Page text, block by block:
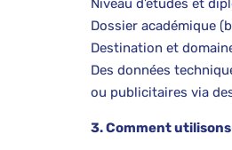
Niveau d’études et
Dossier académique
Destination et
Des données
ou publicitaires via
3. Comment